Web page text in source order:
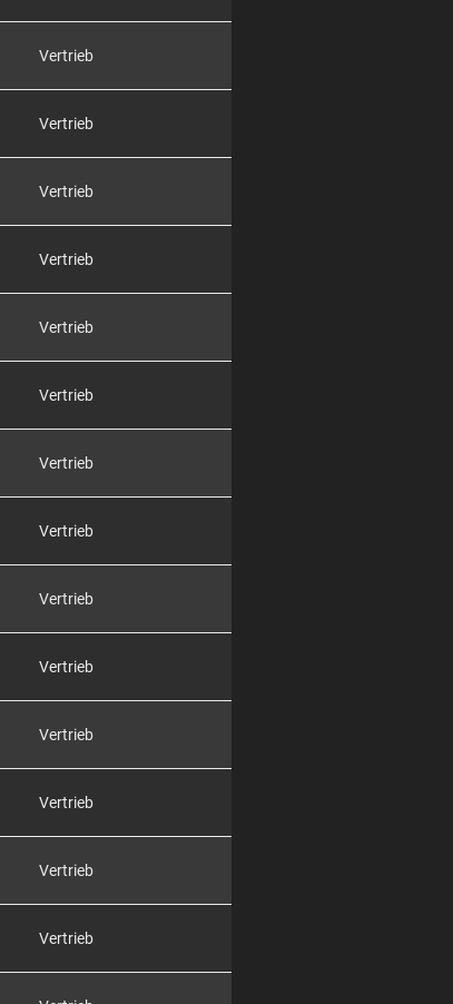
Vertrieb
Vertrieb
Vertrieb
Vertrieb
Vertrieb
Vertrieb
Vertrieb
Vertrieb
Vertrieb
Vertrieb
Vertrieb
Vertrieb
Vertrieb
Vertrieb